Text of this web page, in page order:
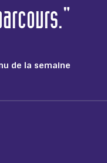
de la semaine